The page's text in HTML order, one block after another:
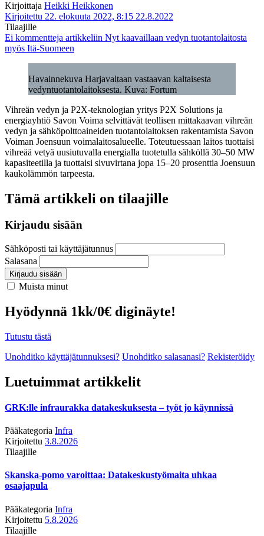
Kirjoittaja Heikki Heikkonen
Kirjoitettu 22. elokuuta 2022, 8:15 22.8.2022
Tilaajille
Ei kommentteja artikkeliin Nyt kaavaillaan vedyn tuotantolaitosta
myös Itä-Suomeen
Havainnekuva Harjavaltaan vastaavan kaltaisesta
vedyntuotantolaitoksesta. Kuva: Fortum
Vihreän vedyn ja P2X-teknologian yritys P2X Solutions ja
energiayhtiö Savon Voima selvittävät teollisen mittakaavan vihreän
vedyn ja sähköpolttoaineiden tuotantolaitoksen rakentamista Savon
Voiman Joensuun voimalaitosalueelle. Toteutuessaan laitos tuottaisi
vihreää vetyä uusiutuvalla energialla tuotetulla sähköllä 30–50 MW
kapasiteetilla ja tuottaisi sivuvirtana jopa 15–20 prosenttia Joensuun
kaukolämmön tarpeesta.
Tämä artikkeli on tilaajille
Kirjaudu sisään
Sähköposti tai käyttäjätunnus
Salasana
Kirjaudu sisään
Muista minut
Hyödynnä 1kk/0€ diginäyte!
Tutustu tästä
Unohditko käyttäjätunnuksesi? Unohditko salasanasi? Rekisteröidy
Luetuimmat artikkelit
GRK:lle infraurakka datakeskuksesta – työt jo käynnissä
Pääkategoria Infra
Kirjoitettu 3.8.2026
Tilaajille
Skanska-pomo varoittaa: Datakeskustyömaita uhkaa
osaajapula
Pääkategoria Infra
Kirjoitettu 5.8.2026
Tilaajille